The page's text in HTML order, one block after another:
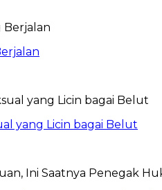
yang Licin bagai Belut